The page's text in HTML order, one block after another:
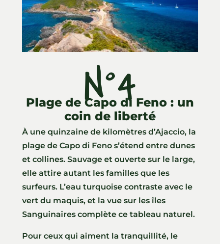
N°4
Plage de Capo di Feno : un
coin de liberté
À une quinzaine de kilomètres d’Ajaccio, la
plage de Capo di Feno s’étend entre dunes
et collines. Sauvage et ouverte sur le large,
elle attire autant les familles que les
surfeurs. L’eau turquoise contraste avec le
vert du maquis, et la vue sur les îles
Sanguinaires complète ce tableau naturel.
Pour ceux qui aiment la tranquillité, le